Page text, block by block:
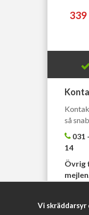
så
031
14
Övrig
mejlen.
Vi skräddarsyr